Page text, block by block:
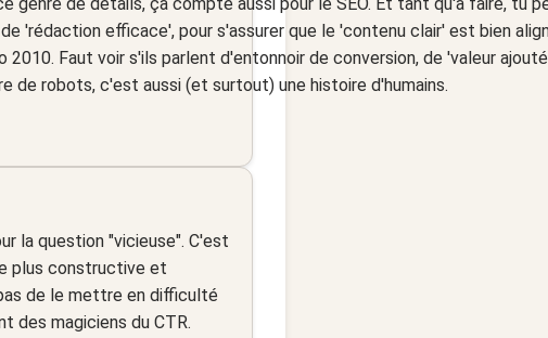
'rédaction efficace', pour s'assurer que le 'contenu clair' est bien
Faut voir s'ils parlent d'entonnoir de conversion, de 'valeur
de robots, c'est aussi (et surtout) une histoire d'humains.
la question "vicieuse". C'est
plus constructive et
de le mettre en difficulté
des magiciens du CTR.